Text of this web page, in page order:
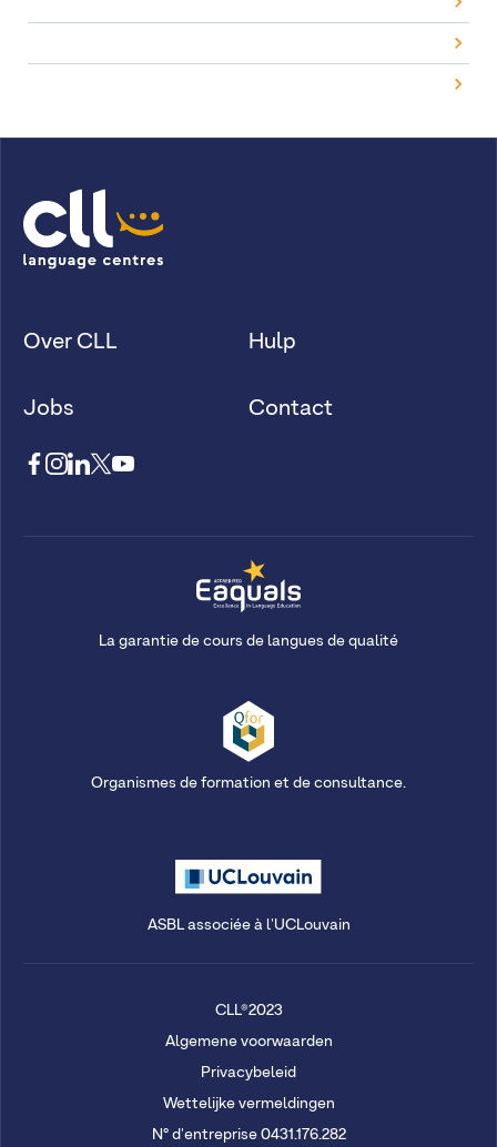
Over CLL
Jobs
Hulp
Contact
La garantie de cours de langues de qualité
Organismes de formation et de consultance.
ASBL associée à l'UCLouvain
CLL®2023
Algemene voorwaarden
Privacybeleid
Wettelijke vermeldingen
N° d'entreprise 0431.176.282